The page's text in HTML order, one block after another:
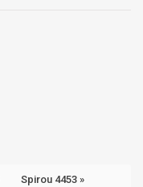
Spirou 4453 »